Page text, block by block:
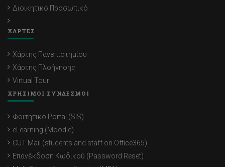
Διοικητικό Προσωπικό
ΧΑΡΤΕΣ
Χάρτης Πανεπιστημίου
Χάρτης Πλοήγησης
Virtual Tour
ΧΡΗΣΙΜΟΙ ΣΥΝΔΕΣΜΟΙ
Φοιτητικό Portal (SIS)
eLearning (Moodle)
CUT Mail (students and staff on Office365)
Επανέκδοση Κωδικού (Password Reset)